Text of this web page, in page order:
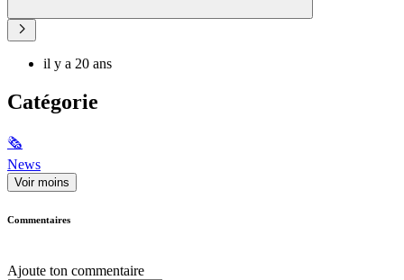
il y a 20 ans
Catégorie
🗞
News
Voir moins
Commentaires
Ajoute ton commentaire